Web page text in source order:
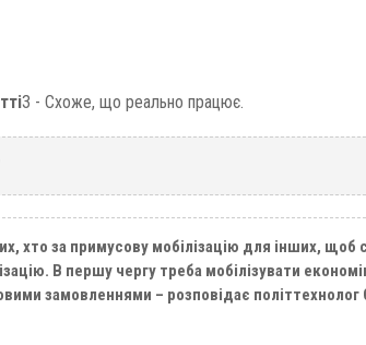
3 - Схоже, що реально працює.
хто за примусову мобілізацію для інших, щоб
В першу чергу треба мобілізувати
замовленнями – розповідає політтехнолог